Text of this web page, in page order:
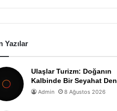
Yazılar
Ulaşlar Turizm: Doğanın
Kalbinde Bir Seyahat
Admin 8 Ağustos 2026